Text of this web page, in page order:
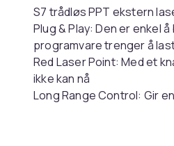
S7 trådløs PPT ekstern
Plug & Play: Den er enkel
programvare trenger å
Red Laser Point: Med et
ikke kan nå
Long Range Control: Gir